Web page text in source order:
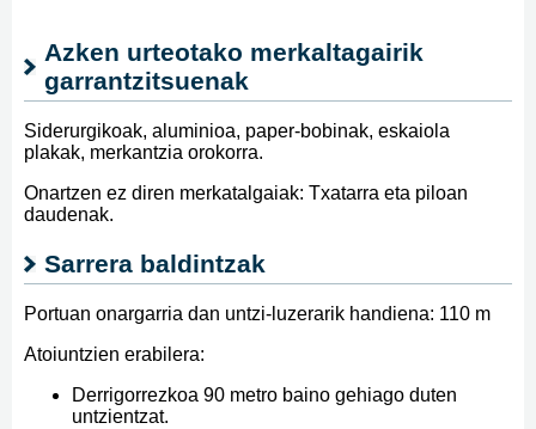
Azken urteotako merkaltagairik
garrantzitsuenak
Siderurgikoak, aluminioa, paper-bobinak, eskaiola
plakak, merkantzia orokorra.
Onartzen ez diren merkatalgaiak: Txatarra eta piloan
daudenak.
Sarrera baldintzak
Portuan onargarria dan untzi-luzerarik handiena: 110 m
Atoiuntzien erabilera:
Derrigorrezkoa 90 metro baino gehiago duten
untzientzat.